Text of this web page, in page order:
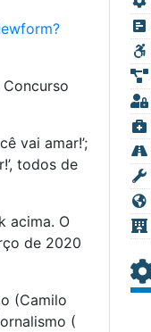
vai amar!’;
todos de
acima. O
de 2020
(Camilo
(